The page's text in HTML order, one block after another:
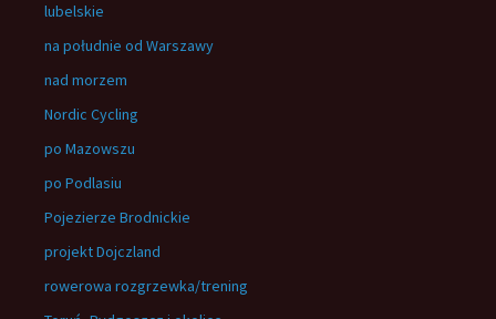
lubelskie
na południe od Warszawy
nad morzem
Nordic Cycling
po Mazowszu
po Podlasiu
Pojezierze Brodnickie
projekt Dojczland
rowerowa rozgrzewka/trening